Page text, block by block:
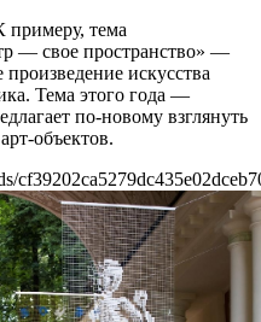
примеру, тема
— свое пространство» —
искусства
Тема этого года —
по-новому взглянуть
объектов.